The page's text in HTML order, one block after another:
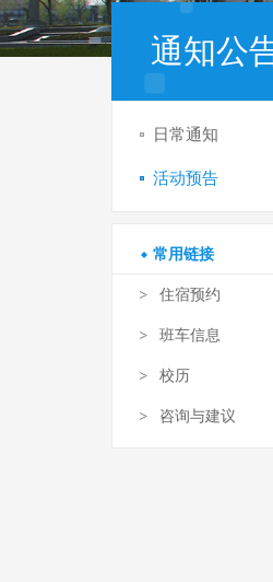
通知公
日常通知
活动预告
常用链接
住宿预约
班车信息
校历
咨询与建议